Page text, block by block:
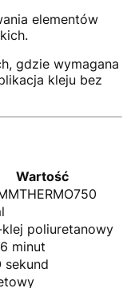
elementów
gdzie wymagana
kleju bez
Wartość
klej poliuretanowy
minut
sekund